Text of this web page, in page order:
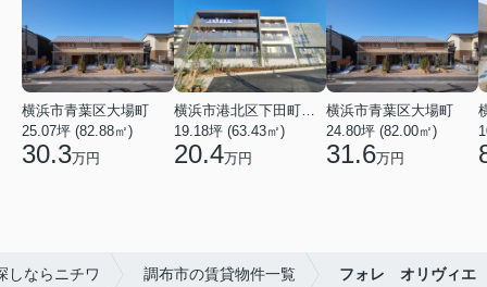
横浜市青葉区大場町
25.07坪 (82.88㎡)
30.3万円
19.18坪 (63.43㎡)
20.4万円
横浜市青葉区大場町
24.80坪 (82.00㎡)
31.6万円
しならニチワ 調布市の賃貸物件一覧 フォレ オリヴィエ